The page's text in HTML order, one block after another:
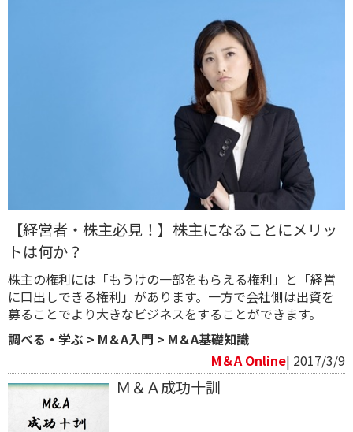
【経営者・株主必見！】株主になることにメリッ
トは何か？
株主の権利には「もうけの一部をもらえる権利」と「経営
に口出しできる権利」があります。一方で会社側は出資を
募ることでより大きなビジネスをすることができます。
調べる・学ぶ > M＆A入門 > M＆A基礎知識
M＆A Online| 2017/3/9
Ｍ＆Ａ成功十訓